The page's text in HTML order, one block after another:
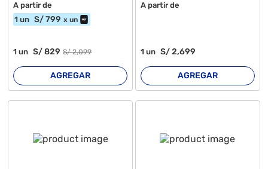
A partir de
1 un S/799 xun
1un S/829 S/2,099
AGREGAR
A partir de
1 un S/2,699
AGREGAR